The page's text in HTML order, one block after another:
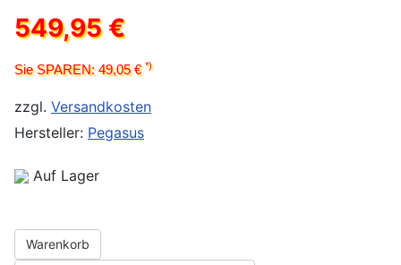
549,95 €
Sie SPAREN: 49,05 €*)
zzgl. Versandkosten
Hersteller: Pegasus
Auf Lager
Warenkorb